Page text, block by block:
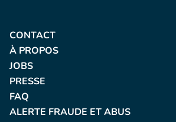
CONTACT
À PROPOS
JOBS
PRESSE
FAQ
ALERTE FRAUDE ET ABUS